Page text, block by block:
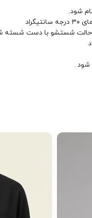
شود.
حالت شستشو با دست شسته
شود .